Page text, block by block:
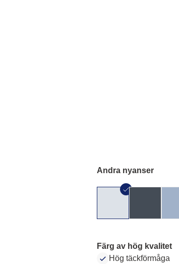
Andra nyanser
Färg av hög kvalitet
Hög täckförmåga